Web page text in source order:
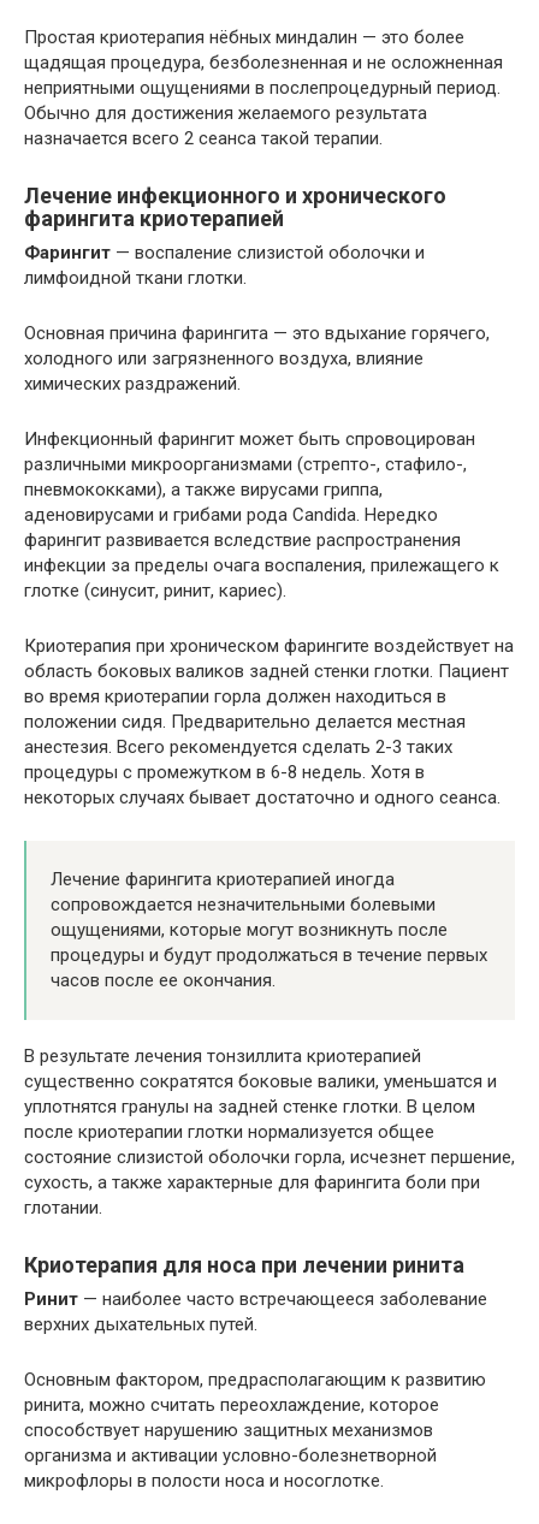
Простая криотерапия нёбных миндалин — это более
щадящая процедура, безболезненная и не осложненная
неприятными ощущениями в послепроцедурный период.
Обычно для достижения желаемого результата
назначается всего 2 сеанса такой терапии.
Лечение инфекционного и хронического
фарингита криотерапией
Фарингит — воспаление слизистой оболочки и
лимфоидной ткани глотки.
Основная причина фарингита — это вдыхание горячего,
холодного или загрязненного воздуха, влияние
химических раздражений.
Инфекционный фарингит может быть спровоцирован
различными микроорганизмами (стрепто-, стафило-,
пневмококками), а также вирусами гриппа,
аденовирусами и грибами рода Candida. Нередко
фарингит развивается вследствие распространения
инфекции за пределы очага воспаления, прилежащего к
глотке (синусит, ринит, кариес).
Криотерапия при хроническом фарингите воздействует на
область боковых валиков задней стенки глотки. Пациент
во время криотерапии горла должен находиться в
положении сидя. Предварительно делается местная
анестезия. Всего рекомендуется сделать 2-3 таких
процедуры с промежутком в 6-8 недель. Хотя в
некоторых случаях бывает достаточно и одного сеанса.
Лечение фарингита криотерапией иногда
сопровождается незначительными болевыми
ощущениями, которые могут возникнуть после
процедуры и будут продолжаться в течение первых
часов после ее окончания.
В результате лечения тонзиллита криотерапией
существенно сократятся боковые валики, уменьшатся и
уплотнятся гранулы на задней стенке глотки. В целом
после криотерапии глотки нормализуется общее
состояние слизистой оболочки горла, исчезнет першение,
сухость, а также характерные для фарингита боли при
глотании.
Криотерапия для носа при лечении ринита
Ринит — наиболее часто встречающееся заболевание
верхних дыхательных путей.
Основным фактором, предрасполагающим к развитию
ринита, можно считать переохлаждение, которое
способствует нарушению защитных механизмов
организма и активации условно-болезнетворной
микрофлоры в полости носа и носоглотке.